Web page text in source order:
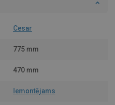
Cesar
775 mm
470 mm
Iemontējams